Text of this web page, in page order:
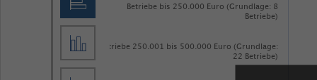
chart
graphic.Betriebe bis 250.000 Euro (Grundlage: 8
Betriebe)
Betriebe 250.001 bis 500.000 Euro (Grundlage:
22 Betriebe)